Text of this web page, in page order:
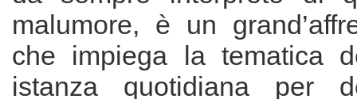
malumore, è un
che impiega la tematica
istanza quotidiana per